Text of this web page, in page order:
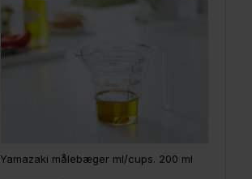
Yamazaki målebæger ml/cups. 200 ml